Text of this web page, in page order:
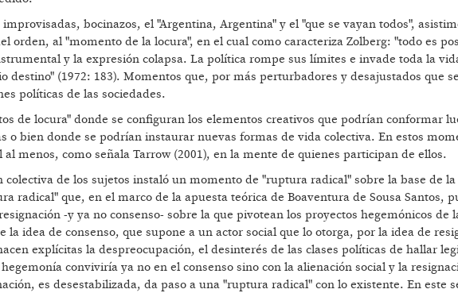
bocinazos, el "Argentina, Argentina" y el "que se vayan todos",
orden, al "momento de la locura", en el cual como caracteriza Zolberg: "todo es
y la expresión colapsa. La política rompe sus límites e invade toda la
destino" (1972: 183). Momentos que, por más perturbadores y desajustados que
políticas de las sociedades.
de locura" donde se configuran los elementos creativos que podrían conformar
o bien donde se podrían instaurar nuevas formas de vida colectiva. En estos
menos, como señala Tarrow (2001), en la mente de quienes participan de ellos.
colectiva de los sujetos instaló un momento de "ruptura radical" sobre la base de la
radical" que, en el marco de la apuesta teórica de Boaventura de Sousa Santos,
-y ya no consenso- sobre la que pivotean los proyectos hegemónicos de
la idea de consenso, que supone a un actor social que lo otorga, por la idea de
explícitas la despreocupación, el desinterés de las clases políticas de hallar
conviviría ya no en el consenso sino con la alienación social y la
es desestabilizada, da paso a una "ruptura radical" con lo existente. En este